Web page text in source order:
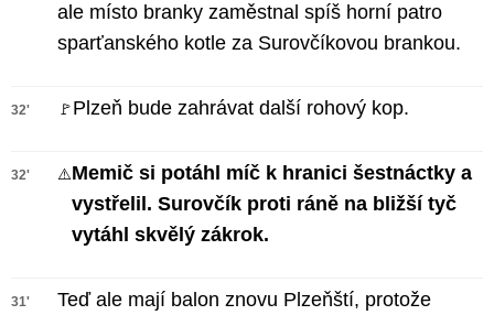
ale místo branky zaměstnal spíš horní patro
sparťanského kotle za Surovčíkovou brankou.
32' 🚩Plzeň bude zahrávat další rohový kop.
32' ⚠️Memič si potáhl míč k hranici šestnáctky a
vystřelil. Surovčík proti ráně na bližší tyč
vytáhl skvělý zákrok.
31'
Teď ale mají balon znovu Plzeňští, protože